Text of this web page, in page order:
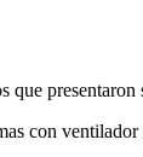
presentaron
con